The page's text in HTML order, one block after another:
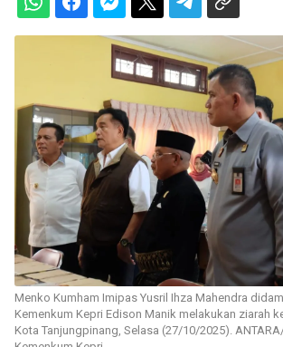
Menko Kumham Imipas Yusril Ihza Mahendra
Kemenkum Kepri Edison Manik melakukan ziarah
Kota Tanjungpinang, Selasa (27/10/2025).